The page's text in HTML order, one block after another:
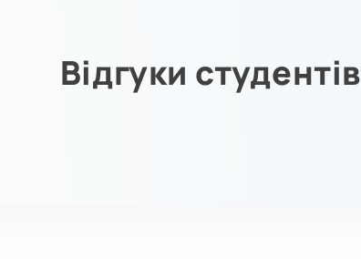
Відгуки студентів